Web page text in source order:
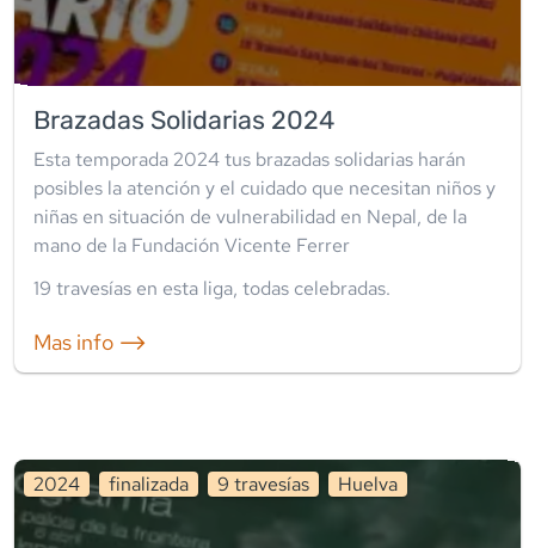
Brazadas Solidarias 2024
Esta temporada 2024 tus brazadas solidarias harán
posibles la atención y el cuidado que necesitan niños y
niñas en situación de vulnerabilidad en Nepal, de la
mano de la Fundación Vicente Ferrer
19 travesías en esta liga, todas celebradas.
Mas info ⟶
2024 finalizada 9 travesías Huelva